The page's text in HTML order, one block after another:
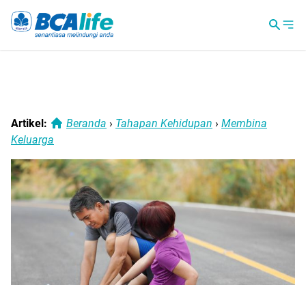
Artikel: Beranda › Tahapan Kehidupan › Membina
Keluarga